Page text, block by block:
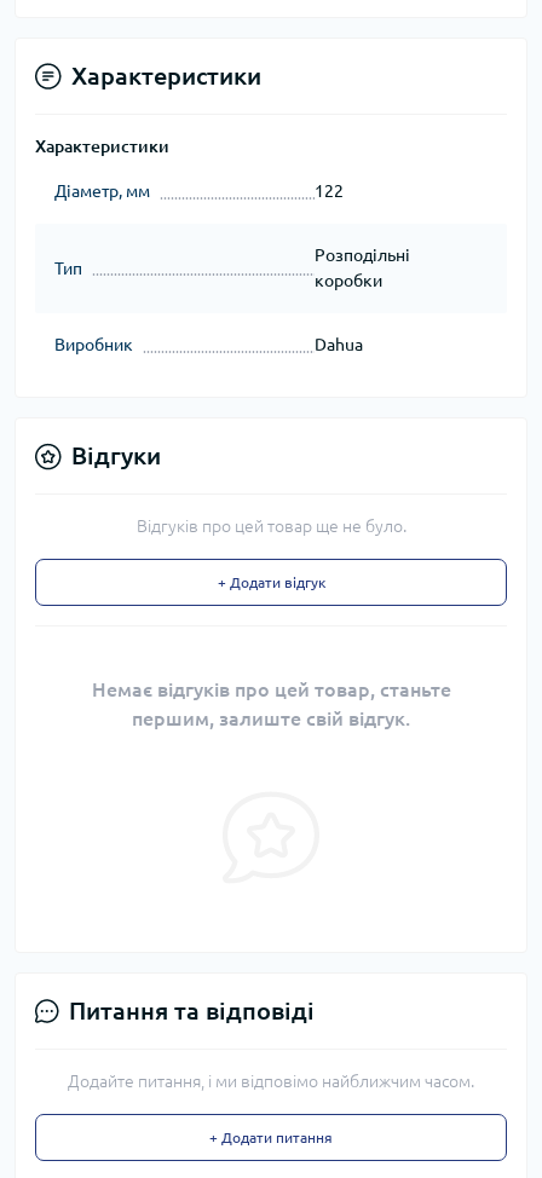
Характеристики
Характеристики
Діаметр, мм 122
Тип
Розподільні
коробки
Виробник Dahua
Відгуки
Відгуків про цей товар ще не було.
+ Додати відгук
Немає відгуків про цей товар, станьте
першим, залиште свій відгук.
Питання та відповіді
Додайте питання, і ми відповімо найближчим часом.
+ Додати питання